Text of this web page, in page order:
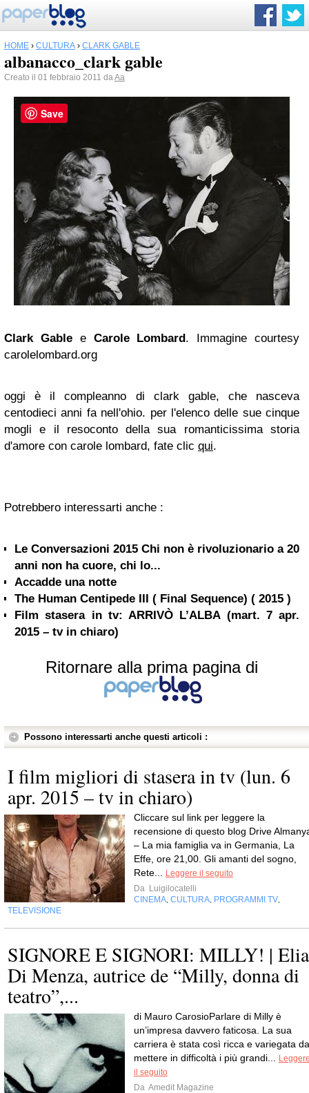
HOME › CULTURA › CLARK GABLE
albanacco_clark gable
Creato il 01 febbraio 2011 daAa
Clark Gablee Carole Lombard. Immagine courtesy
carolelombard.org
oggi è il compleanno di clark gable, che nasceva
centodieci anni fa nell'ohio. per l'elenco delle sue cinque
mogli e il resoconto della sua romanticissima storia
d'amore con carole lombard, fate clic qui.
Potrebbero interessarti anche :
Le Conversazioni 2015 Chi non è rivoluzionario a 20
anni non ha cuore, chi lo...
Accadde una notte
The Human Centipede III ( Final Sequence) ( 2015 )
Film stasera in tv: ARRIVÒ L’ALBA (mart. 7 apr.
2015 – tv in chiaro)
Ritornare alla prima pagina di
Possono interessarti anche questi articoli :
I film migliori di stasera in tv (lun. 6
apr. 2015 – tv in chiaro)
Cliccare sul link per leggere la
recensione di questo blog Drive
– La mia famiglia va in Germania, La
Effe, ore 21,00. Gli amanti del sogno,
Rete...
Leggere il seguito
Da Luigilocatelli
CINEMA CULTURA PROGRAMMI TV
TELEVISIONE
SIGNORE E SIGNORI: MILLY! | Elia
Di Menza, autrice de “Milly, donna di
teatro”,...
di Mauro CarosioParlare di Milly è
un’impresa davvero faticosa. La sua
carriera è stata così ricca e variegata da
mettere in difficoltà i più grandi...
il seguito
Da Amedit Magazine
Save